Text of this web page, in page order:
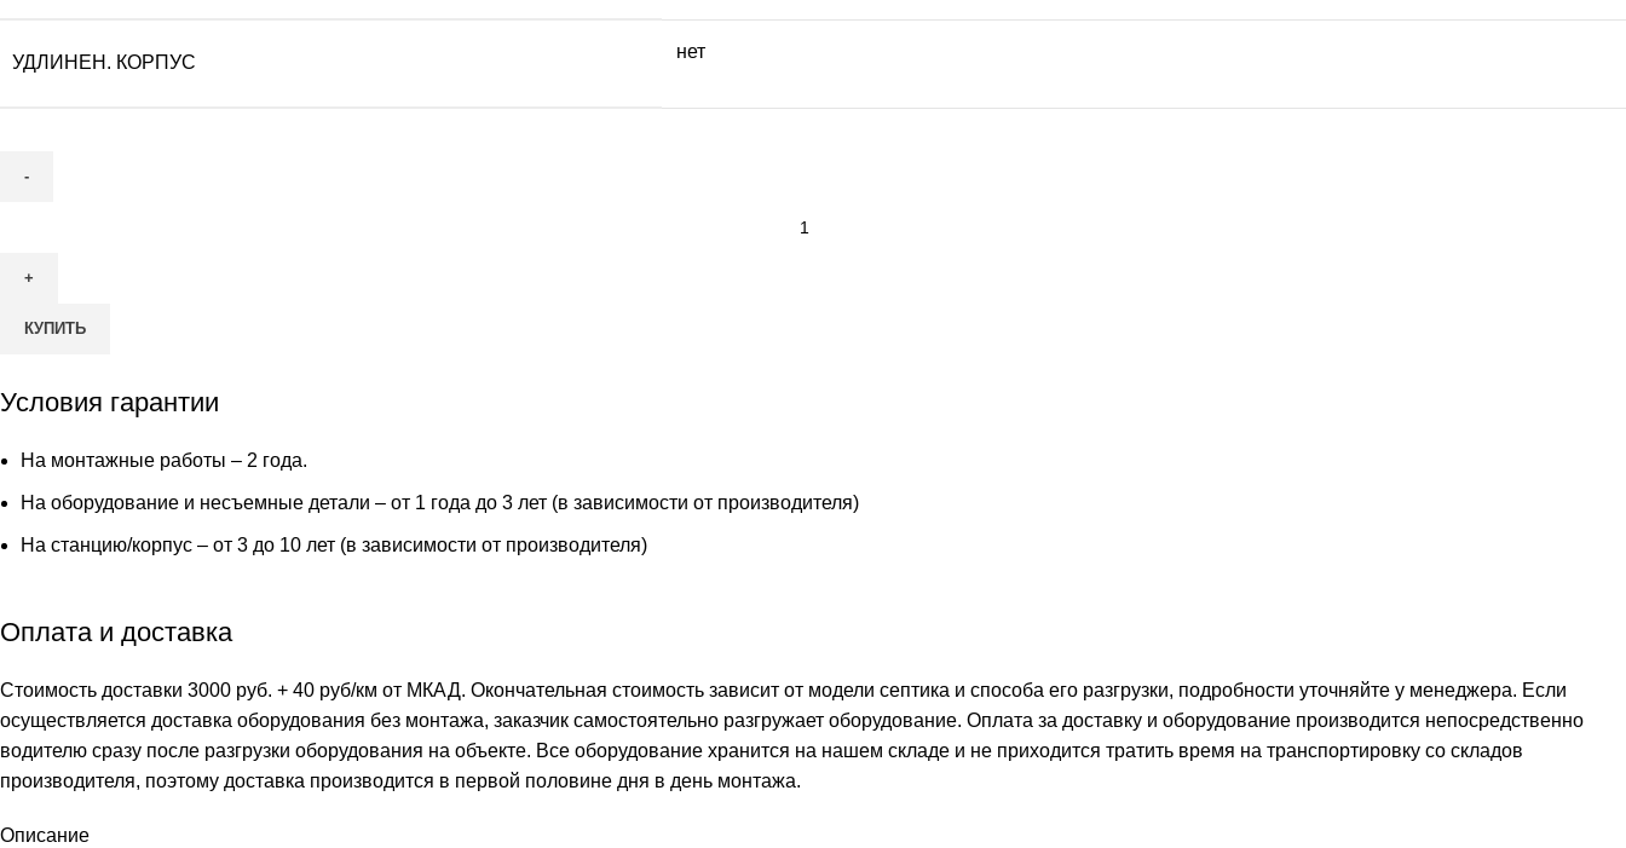
УДЛИНЕН. КОРПУС
нет
Септик
VesiКУПИТЬ
Условия гарантии
На монтажные работы – 2 года.
На оборудование и несъемные детали – от 1 года до 3 лет (в зависимости от производителя)
На станцию/корпус – от 3 до 10 лет (в зависимости от производителя)
Оплата и доставка
Стоимость доставки 3000 руб. + 40 руб/км от МКАД. Окончательная стоимость зависит от модели септика и способа его разгрузки, подробности уточняйте у менеджера. Если
осуществляется доставка оборудования без монтажа, заказчик самостоятельно разгружает оборудование. Оплата за доставку и оборудование производится непосредственно
водителю сразу после разгрузки оборудования на объекте. Все оборудование хранится на нашем складе и не приходится тратить время на транспортировку со складов
производителя, поэтому доставка производится в первой половине дня в день монтажа.
Описание